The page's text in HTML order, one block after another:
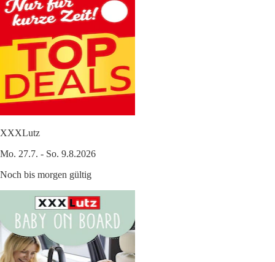
XXXLutz
Mo. 27.7. - So. 9.8.2026
Noch bis morgen gültig